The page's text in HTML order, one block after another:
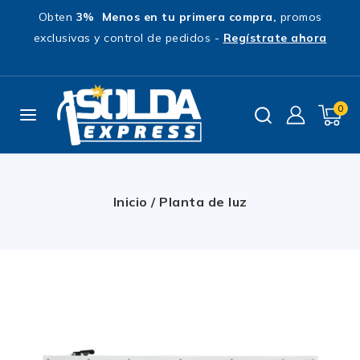
Obten 3% Menos en tu primera compra, promos
exclusivas y control de pedidos - Regístrate ahora
0
Inicio / Planta de luz